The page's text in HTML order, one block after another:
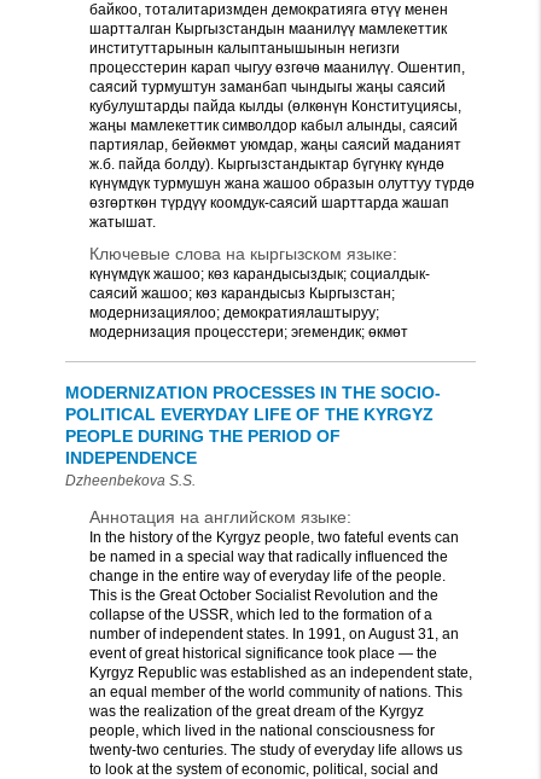
байкоо, тоталитаризмден демократияга өтүү менен
шартталган Кыргызстандын маанилүү мамлекеттик
институттарынын калыптанышынын негизги
процесстерин карап чыгуу өзгөчө маанилүү. Ошентип,
саясий турмуштун заманбап чындыгы жаңы саясий
кубулуштарды пайда кылды (өлкөнүн Конституциясы,
жаңы мамлекеттик символдор кабыл алынды, саясий
партиялар, бейөкмөт уюмдар, жаңы саясий маданият
ж.б. пайда болду). Кыргызстандыктар бүгүнкү күндө
күнүмдүк турмушун жана жашоо образын олуттуу түрдө
өзгөрткөн түрдүү коомдук-саясий шарттарда жашап
жатышат.
Ключевые слова на кыргызском языке:
күнүмдүк жашоо; көз карандысыздык; социалдык-
саясий жашоо; көз карандысыз Кыргызстан;
модернизациялоо; демократиялаштыруу;
модернизация процесстери; эгемендик; өкмөт
MODERNIZATION PROCESSES IN THE SOCIO-
POLITICAL EVERYDAY LIFE OF THE KYRGYZ
PEOPLE DURING THE PERIOD OF
INDEPENDENCE
Dzheenbekova S.S.
Аннотация на английском языке:
In the history of the Kyrgyz people, two fateful events can
be named in a special way that radically influenced the
change in the entire way of everyday life of the people.
This is the Great October Socialist Revolution and the
collapse of the USSR, which led to the formation of a
number of independent states. In 1991, on August 31, an
event of great historical significance took place — the
Kyrgyz Republic was established as an independent state,
an equal member of the world community of nations. This
was the realization of the great dream of the Kyrgyz
people, which lived in the national consciousness for
twenty-two centuries. The study of everyday life allows us
to look at the system of economic, political, social and